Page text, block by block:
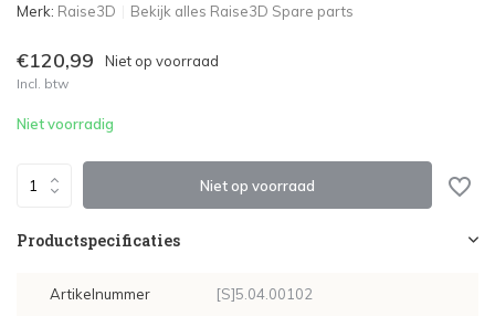
Merk: Raise3D Bekijk alles Raise3D Spare parts
€120,99 Niet op voorraad
Incl. btw
Niet voorradig
Niet op voorraad
Productspecificaties
Artikelnummer [S]5.04.00102